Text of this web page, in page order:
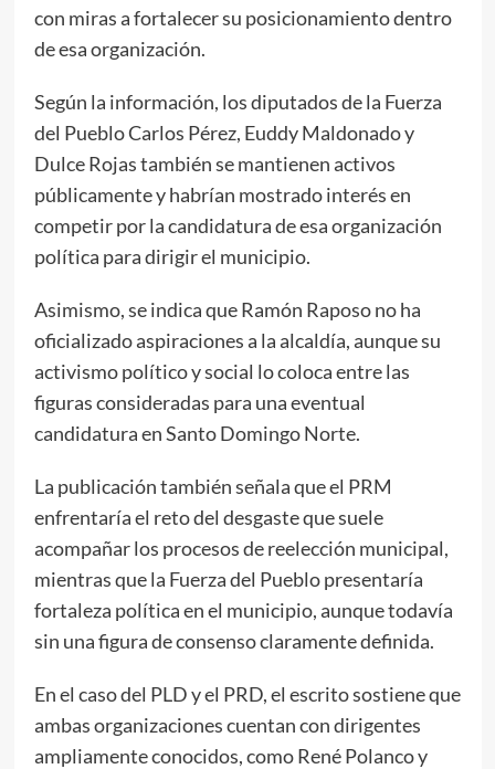
con miras a fortalecer su posicionamiento dentro
de esa organización.
Según la información, los diputados de la Fuerza
del Pueblo Carlos Pérez, Euddy Maldonado y
Dulce Rojas también se mantienen activos
públicamente y habrían mostrado interés en
competir por la candidatura de esa organización
política para dirigir el municipio.
Asimismo, se indica que Ramón Raposo no ha
oficializado aspiraciones a la alcaldía, aunque su
activismo político y social lo coloca entre las
figuras consideradas para una eventual
candidatura en Santo Domingo Norte.
La publicación también señala que el PRM
enfrentaría el reto del desgaste que suele
acompañar los procesos de reelección municipal,
mientras que la Fuerza del Pueblo presentaría
fortaleza política en el municipio, aunque todavía
sin una figura de consenso claramente definida.
En el caso del PLD y el PRD, el escrito sostiene que
ambas organizaciones cuentan con dirigentes
ampliamente conocidos, como René Polanco y